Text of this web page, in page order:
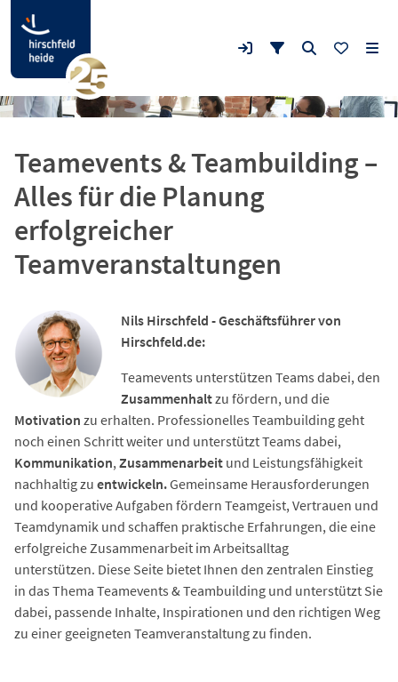
Teamevents & Teambuilding –
Alles für die Planung
erfolgreicher
Teamveranstaltungen
Nils Hirschfeld - Geschäftsführer von
Hirschfeld.de:
Teamevents unterstützen Teams dabei, den
Zusammenhaltzu fördern, und die
Motivation zu erhalten. Professionelles Teambuilding geht
noch einen Schritt weiter und unterstützt Teams dabei,
Kommunikation,Zusammenarbeit und Leistungsfähigkeit
nachhaltig zu entwickeln.Gemeinsame Herausforderungen
und kooperative Aufgaben fördern Teamgeist, Vertrauen und
Teamdynamik und schaffen praktische Erfahrungen, die eine
erfolgreiche Zusammenarbeit im Arbeitsalltag
unterstützen. Diese Seite bietet Ihnen den zentralen Einstieg
in das Thema Teamevents & Teambuilding und unterstützt Sie
dabei, passende Inhalte, Inspirationen und den richtigen Weg
zu einer geeigneten Teamveranstaltung zu finden.